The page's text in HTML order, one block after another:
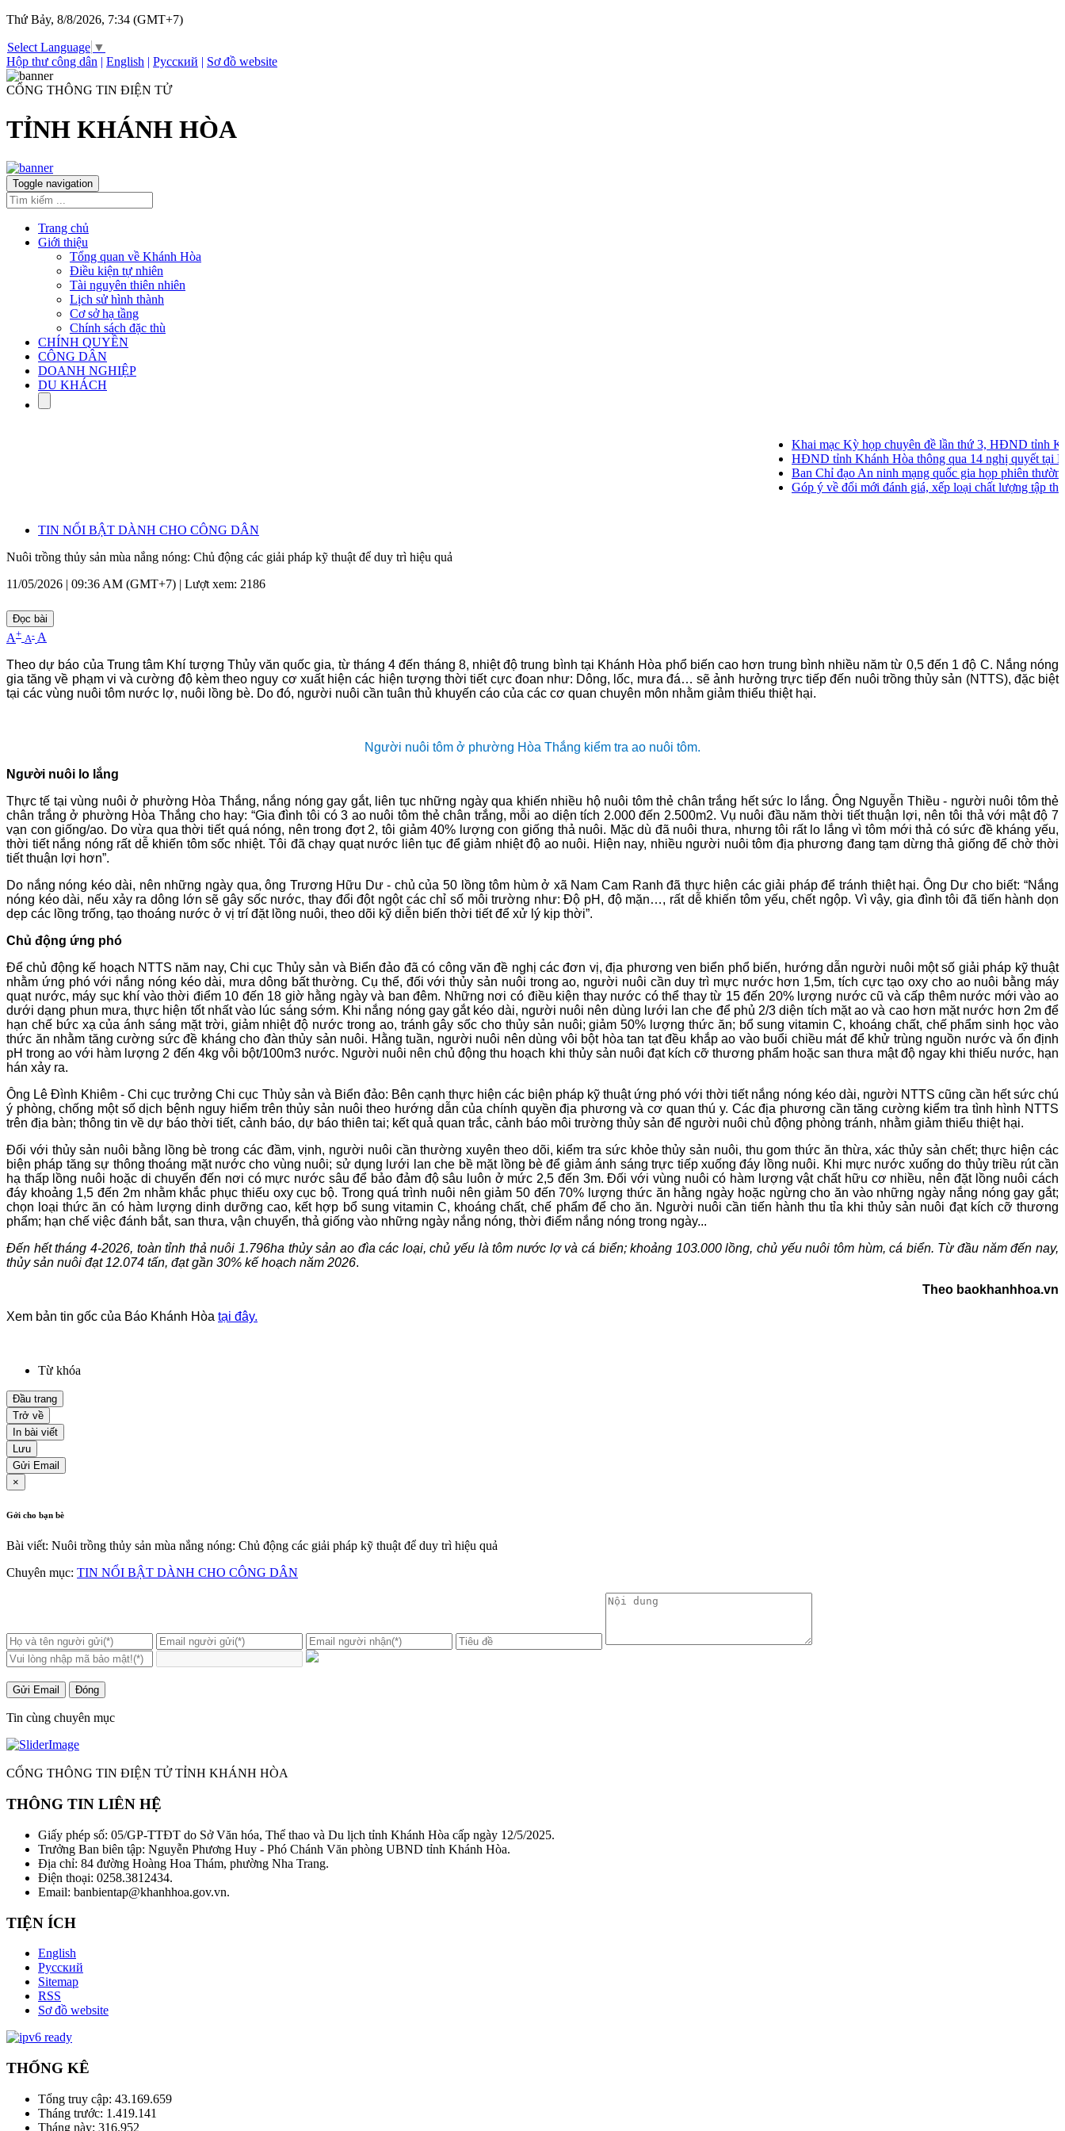
Thứ Bảy, 8/8/2026, 7:34 (GMT+7)
Select Language ▼
Hộp thư công dân | English | Русский | Sơ đồ website
CỔNG THÔNG TIN ĐIỆN TỬ
TỈNH KHÁNH HÒA
Toggle navigation
Trang chủ
Giới thiệu
Tổng quan về Khánh Hòa
Điều kiện tự nhiên
Tài nguyên thiên nhiên
Lịch sử hình thành
Cơ sở hạ tầng
Chính sách đặc thù
CHÍNH QUYỀN
CÔNG DÂN
DOANH NGHIỆP
DU KHÁCH
Khai mạc Kỳ họp chuyên đề lần thứ 3, HĐND tỉnh
HĐND tỉnh Khánh Hòa thông qua 14 nghị quyết tại Kỳ
Ban Chỉ đạo An ninh mạng quốc gia họp phiên thường
Góp ý về đổi mới đánh giá, xếp loại chất lượng tập thể,
TIN NỔI BẬT DÀNH CHO CÔNG DÂN
Nuôi trồng thủy sản mùa nắng nóng: Chủ động các giải pháp kỹ thuật để duy trì hiệu quả
11/05/2026 | 09:36 AM (GMT+7) | Lượt xem: 2186
Đọc bài
A+ A- A
Theo dự báo của Trung tâm Khí tượng Thủy văn quốc gia, từ tháng 4 đến tháng 8, nhiệt độ trung bình tại Khánh Hòa phổ biến cao hơn trung bình nhiều năm từ 0,5 đến 1 độ C. Nắng nóng
gia tăng về phạm vi và cường độ kèm theo nguy cơ xuất hiện các hiện tượng thời tiết cực đoan như: Dông, lốc, mưa đá… sẽ ảnh hưởng trực tiếp đến nuôi trồng thủy sản (NTTS), đặc biệt
tại các vùng nuôi tôm nước lợ, nuôi lồng bè. Do đó, người nuôi cần tuân thủ khuyến cáo của các cơ quan chuyên môn nhằm giảm thiểu thiệt hại.
Người nuôi tôm ở phường Hòa Thắng kiểm tra ao nuôi tôm.
Người nuôi lo lắng
Thực tế tại vùng nuôi ở phường Hòa Thắng, nắng nóng gay gắt, liên tục những ngày qua khiến nhiều hộ nuôi tôm thẻ chân trắng hết sức lo lắng. Ông Nguyễn Thiều - người nuôi tôm thẻ
chân trắng ở phường Hòa Thắng cho hay: “Gia đình tôi có 3 ao nuôi tôm thẻ chân trắng, mỗi ao diện tích 2.000 đến 2.500m2. Vụ nuôi đầu năm thời tiết thuận lợi, nên tôi thả với mật độ 7
vạn con giống/ao. Do vừa qua thời tiết quá nóng, nên trong đợt 2, tôi giảm 40% lượng con giống thả nuôi. Mặc dù đã nuôi thưa, nhưng tôi rất lo lắng vì tôm mới thả có sức đề kháng yếu,
thời tiết nắng nóng rất dễ khiến tôm sốc nhiệt. Tôi đã chạy quạt nước liên tục để giảm nhiệt độ ao nuôi. Hiện nay, nhiều người nuôi tôm địa phương đang tạm dừng thả giống để chờ thời
tiết thuận lợi hơn”.
Do nắng nóng kéo dài, nên những ngày qua, ông Trương Hữu Dư - chủ của 50 lồng tôm hùm ở xã Nam Cam Ranh đã thực hiện các giải pháp để tránh thiệt hại. Ông Dư cho biết: “Nắng
nóng kéo dài, nếu xảy ra dông lớn sẽ gây sốc nước, thay đổi đột ngột các chỉ số môi trường như: Độ pH, độ mặn…, rất dễ khiến tôm yếu, chết ngộp. Vì vậy, gia đình tôi đã tiến hành dọn
dẹp các lồng trống, tạo thoáng nước ở vị trí đặt lồng nuôi, theo dõi kỹ diễn biến thời tiết để xử lý kịp thời”.
Chủ động ứng phó
Để chủ động kế hoạch NTTS năm nay, Chi cục Thủy sản và Biển đảo đã có công văn đề nghị các đơn vị, địa phương ven biển phổ biến, hướng dẫn người nuôi một số giải pháp kỹ thuật
nhằm ứng phó với nắng nóng kéo dài, mưa dông bất thường. Cụ thể, đối với thủy sản nuôi trong ao, người nuôi cần duy trì mực nước hơn 1,5m, tích cực tạo oxy cho ao nuôi bằng máy
quạt nước, máy sục khí vào thời điểm 10 đến 18 giờ hằng ngày và ban đêm. Những nơi có điều kiện thay nước có thể thay từ 15 đến 20% lượng nước cũ và cấp thêm nước mới vào ao
dưới dạng phun mưa, thực hiện tốt nhất vào lúc sáng sớm. Khi nắng nóng gay gắt kéo dài, người nuôi nên dùng lưới lan che để phủ 2/3 diện tích mặt ao và cao hơn mặt nước hơn 2m để
hạn chế bức xạ của ánh sáng mặt trời, giảm nhiệt độ nước trong ao, tránh gây sốc cho thủy sản nuôi; giảm 50% lượng thức ăn; bổ sung vitamin C, khoáng chất, chế phẩm sinh học vào
thức ăn nhằm tăng cường sức đề kháng cho đàn thủy sản nuôi. Hằng tuần, người nuôi nên dùng vôi bột hòa tan tạt đều khắp ao vào buổi chiều mát để khử trùng nguồn nước và ổn định
pH trong ao với hàm lượng 2 đến 4kg vôi bột/100m3 nước. Người nuôi nên chủ động thu hoạch khi thủy sản nuôi đạt kích cỡ thương phẩm hoặc san thưa mật độ ngay khi thiếu nước, hạn
hán xảy ra.
Ông Lê Đình Khiêm - Chi cục trưởng Chi cục Thủy sản và Biển đảo: Bên cạnh thực hiện các biện pháp kỹ thuật ứng phó với thời tiết nắng nóng kéo dài, người NTTS cũng cần hết sức chú
ý phòng, chống một số dịch bệnh nguy hiểm trên thủy sản nuôi theo hướng dẫn của chính quyền địa phương và cơ quan thú y. Các địa phương cần tăng cường kiểm tra tình hình NTTS
trên địa bàn; thông tin về dự báo thời tiết, cảnh báo, dự báo thiên tai; kết quả quan trắc, cảnh báo môi trường thủy sản để người nuôi chủ động phòng tránh, nhằm giảm thiểu thiệt hại.
Đối với thủy sản nuôi bằng lồng bè trong các đầm, vịnh, người nuôi cần thường xuyên theo dõi, kiểm tra sức khỏe thủy sản nuôi, thu gom thức ăn thừa, xác thủy sản chết; thực hiện các
biện pháp tăng sự thông thoáng mặt nước cho vùng nuôi; sử dụng lưới lan che bề mặt lồng bè để giảm ánh sáng trực tiếp xuống đáy lồng nuôi. Khi mực nước xuống do thủy triều rút cần
hạ thấp lồng nuôi hoặc di chuyển đến nơi có mực nước sâu để bảo đảm độ sâu luôn ở mức 2,5 đến 3m. Đối với vùng nuôi có hàm lượng vật chất hữu cơ nhiều, nên đặt lồng nuôi cách
đáy khoảng 1,5 đến 2m nhằm khắc phục thiếu oxy cục bộ. Trong quá trình nuôi nên giảm 50 đến 70% lượng thức ăn hằng ngày hoặc ngừng cho ăn vào những ngày nắng nóng gay gắt;
chọn loại thức ăn có hàm lượng dinh dưỡng cao, kết hợp bổ sung vitamin C, khoáng chất, chế phẩm để cho ăn. Người nuôi cần tiến hành thu tỉa khi thủy sản nuôi đạt kích cỡ thương
phẩm; hạn chế việc đánh bắt, san thưa, vận chuyển, thả giống vào những ngày nắng nóng, thời điểm nắng nóng trong ngày...
Đến hết tháng 4-2026, toàn tỉnh thả nuôi 1.796ha thủy sản ao đìa các loại, chủ yếu là tôm nước lợ và cá biển; khoảng 103.000 lồng, chủ yếu nuôi tôm hùm, cá biển. Từ đầu năm đến nay,
thủy sản nuôi đạt 12.074 tấn, đạt gần 30% kế hoạch năm 2026.
Theo baokhanhhoa.vn
Xem bản tin gốc của Báo Khánh Hòa tại đây.
Từ khóa
Đầu trang
Trở về
In bài viết
Lưu
Gửi Email
×
Gởi cho bạn bè
Bài viết: Nuôi trồng thủy sản mùa nắng nóng: Chủ động các giải pháp kỹ thuật để duy trì hiệu quả
Chuyên mục: TIN NỔI BẬT DÀNH CHO CÔNG DÂN
Gửi Email Đóng
Tin cùng chuyên mục
CỔNG THÔNG TIN ĐIỆN TỬ TỈNH KHÁNH HÒA
THÔNG TIN LIÊN HỆ
Giấy phép số: 05/GP-TTĐT do Sở Văn hóa, Thể thao và Du lịch tỉnh Khánh Hòa cấp ngày 12/5/2025.
Trưởng Ban biên tập: Nguyễn Phương Huy - Phó Chánh Văn phòng UBND tỉnh Khánh Hòa.
Địa chỉ: 84 đường Hoàng Hoa Thám, phường Nha Trang.
Điện thoại: 0258.3812434.
Email: banbientap@khanhhoa.gov.vn.
TIỆN ÍCH
English
Русский
Sitemap
RSS
Sơ đồ website
THỐNG KÊ
Tổng truy cập: 43.169.659
Tháng trước: 1.419.141
Tháng này: 316.952